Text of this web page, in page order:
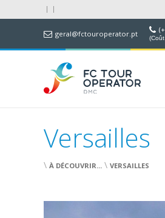
geral@fctouroperator.pt
Versailles
\ À DÉCOUVRIR... \ VERSAILLES